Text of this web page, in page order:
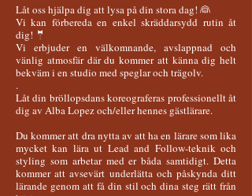
Låt oss hjälpa dig att lysa på din stora dag! 👰
Vi kan förbereda en enkel skräddarsydd rutin åt
dig! 🤵
Vi erbjuder en välkomnande, avslappnad och
vänlig atmosfär där du kommer att känna dig helt
bekväm i en studio med speglar och trägolv.
.
Låt din bröllopsdans koreograferas professionellt åt
dig av Alba Lopez och/eller hennes gästlärare.
Du kommer att dra nytta av att ha en lärare som lika
mycket kan lära ut Lead and Follow-teknik och
styling som arbetar med er båda samtidigt. Detta
kommer att avsevärt underlätta och påskynda ditt
lärande genom att få din stil och dina steg rätt från